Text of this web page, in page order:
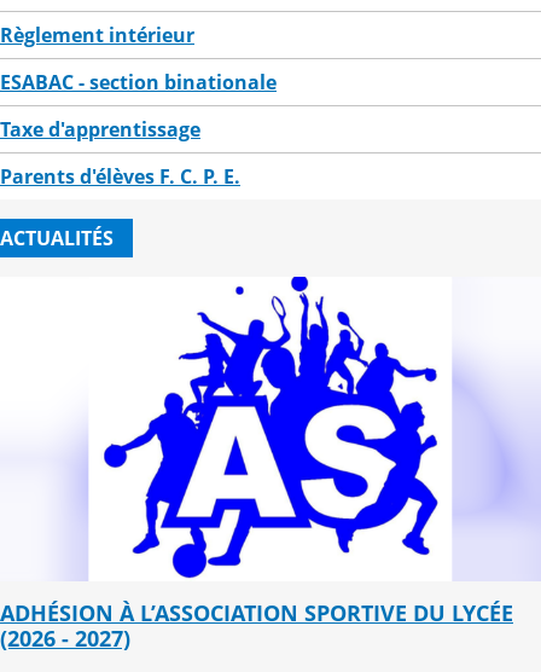
Règlement intérieur
ESABAC - section binationale
Taxe d'apprentissage
Parents d'élèves F. C. P. E.
ACTUALITÉS
ADHÉSION À L’ASSOCIATION SPORTIVE DU LYCÉE
(2026 - 2027)